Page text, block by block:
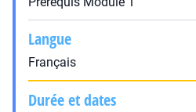
Langue
Français
Durée et dates